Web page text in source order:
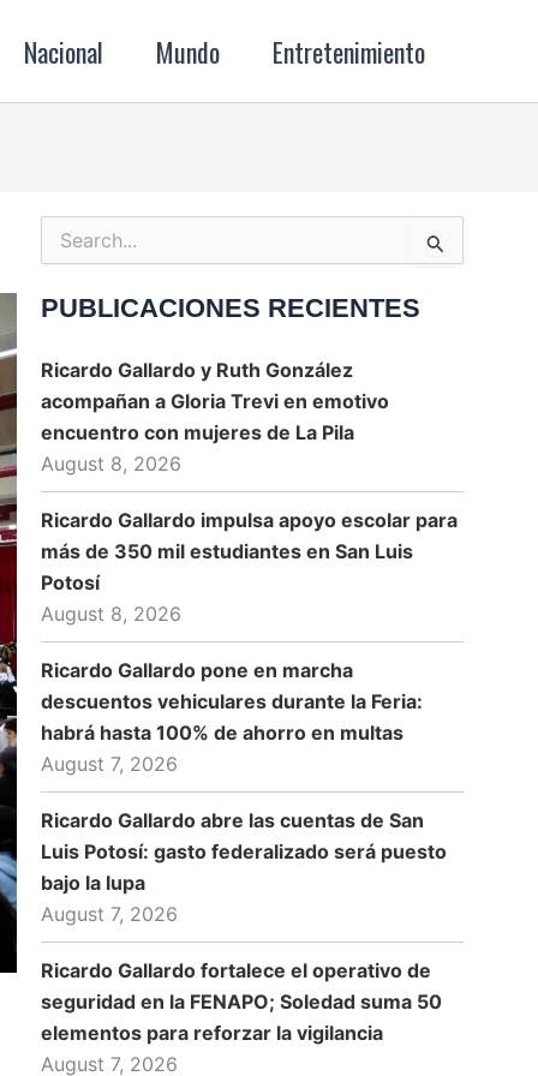
Nacional Mundo Entretenimiento
Search
for:
PUBLICACIONES RECIENTES
Ricardo Gallardo y Ruth González
acompañan a Gloria Trevi en emotivo
encuentro con mujeres de La Pila
August 8, 2026
Ricardo Gallardo impulsa apoyo escolar para
más de 350 mil estudiantes en San Luis
Potosí
August 8, 2026
Ricardo Gallardo pone en marcha
descuentos vehiculares durante la Feria:
habrá hasta 100% de ahorro en multas
August 7, 2026
Ricardo Gallardo abre las cuentas de San
Luis Potosí: gasto federalizado será puesto
bajo la lupa
August 7, 2026
Ricardo Gallardo fortalece el operativo de
seguridad en la FENAPO; Soledad suma 50
elementos para reforzar la vigilancia
August 7, 2026